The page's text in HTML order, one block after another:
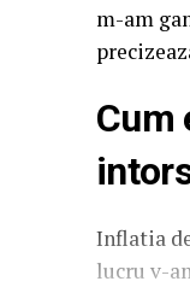
m-am
Inflatia
lucru v-